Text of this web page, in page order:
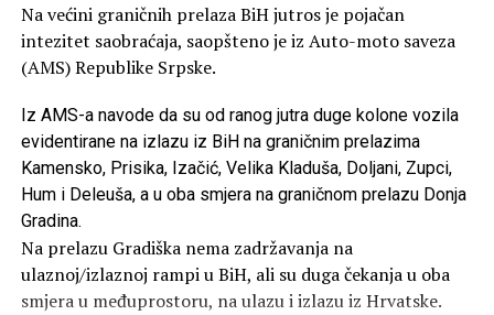
Na većini graničnih prelaza BiH jutros je pojačan
intezitet saobraćaja, saopšteno je iz Auto-moto saveza
(AMS) Republike Srpske.
Iz AMS-a navode da su od ranog jutra duge kolone vozila
evidentirane na izlazu iz BiH na graničnim prelazima
Kamensko, Prisika, Izačić, Velika Kladuša, Doljani, Zupci,
Hum i Deleuša, a u oba smjera na graničnom prelazu Donja
Gradina.
Na prelazu Gradiška nema zadržavanja na
ulaznoj/izlaznoj rampi u BiH, ali su duga čekanja u oba
smjera u međuprostoru, na ulazu i izlazu iz Hrvatske.